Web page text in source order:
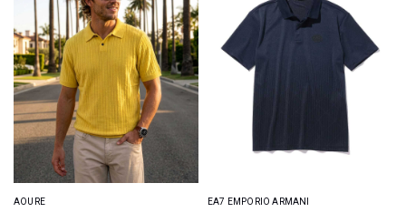
AOURE EA7 EMPORIO ARMANI